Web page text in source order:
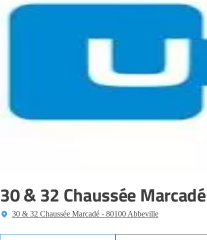
30 & 32 Chaussée Marcadé
30 & 32 Chaussée Marcadé - 80100 Abbeville